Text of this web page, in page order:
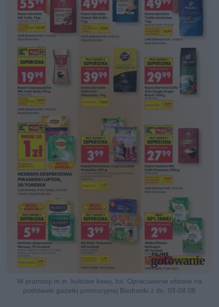
W promocji m.in. kultowe kawy, fot. Opracowanie własne na
podstawie gazetki promocyjnej Biedronki z dn. 03-08.08